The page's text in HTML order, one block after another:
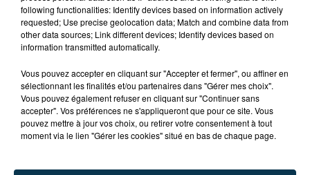
following functionalities: Identify devices based on information actively
requested; Use precise geolocation data; Match and combine data from
other data sources; Link different devices; Identify devices based on
information transmitted automatically.
Vous pouvez accepter en cliquant sur "Accepter et fermer", ou affiner en
sélectionnant les finalités et/ou partenaires dans "Gérer mes choix".
Vous pouvez également refuser en cliquant sur "Continuer sans
accepter". Vos préférences ne s'appliqueront que pour ce site. Vous
pouvez mettre à jour vos choix, ou retirer votre consentement à tout
moment via le lien "Gérer les cookies" situé en bas de chaque page.